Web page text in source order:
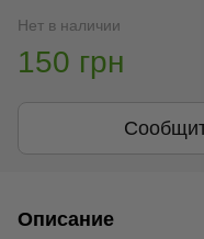
Нет в наличии
150 грн
Описание